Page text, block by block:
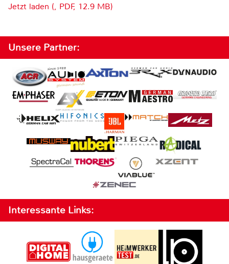
Jetzt laden (, PDF, 12.9 MB)
Unsere Partner:
Interessante Links: